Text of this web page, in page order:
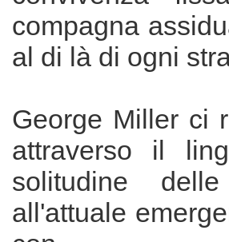
compagna
al di là di ogni
George Miller ci
attraverso il
solitudine
all'attuale